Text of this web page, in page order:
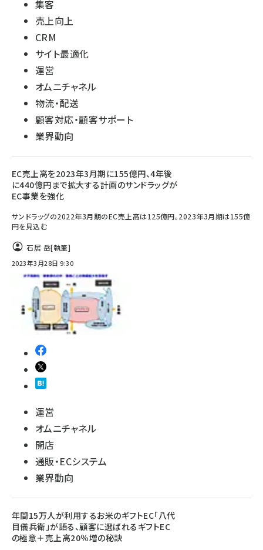
集客
売上向上
CRM
サイト最適化
運営
オムニチャネル
物流・配送
顧客対応・顧客サポート
業界動向
EC売上高を2023年3月期に155億円、4年後
に440億円まで拡大する計画のサンドラッグが
EC事業を強化
サンドラッグの2022年3月期のEC売上高は125億円。2023年3月期は155億
円を見込む
石居 岳[執筆]
2023年3月28日 9:30
運営
オムニチャネル
開店
通販・ECシステム
業界動向
年間15万人が利用するお米のギフトEC「八代
目儀兵衛」が語る、顧客に選ばれるギフトEC
の極意＋売上高20％増の秘訣